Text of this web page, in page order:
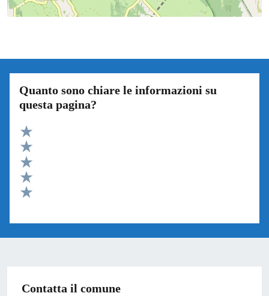
Quanto sono chiare le informazioni su
questa pagina?
Valuta 5 stelle su 5
Valuta 4 stelle su 5
Valuta 3 stelle su 5
Valuta 2 stelle su 5
Contatta il comune